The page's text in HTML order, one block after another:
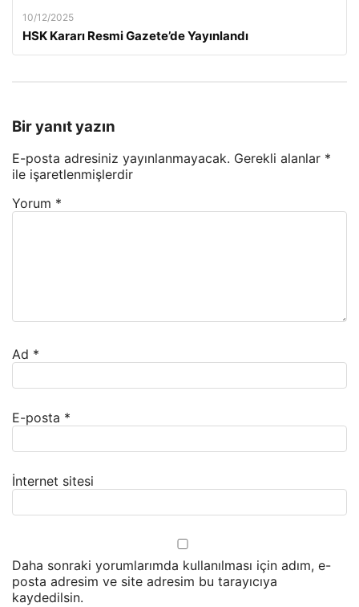
10/12/2025
HSK Kararı Resmi Gazete’de Yayınlandı
Bir yanıt yazın
E-posta adresiniz yayınlanmayacak. Gerekli alanlar *
ile işaretlenmişlerdir
Yorum *
Ad *
E-posta *
İnternet sitesi
Daha sonraki yorumlarımda kullanılması için adım, e-
posta adresim ve site adresim bu tarayıcıya
kaydedilsin.